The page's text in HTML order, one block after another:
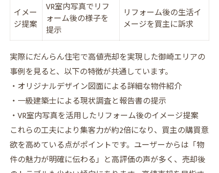
イメー
ジ提案
VR室内写真でリフ
ォーム後の様子を
提示
リフォーム後の生活イ
メージを買主に訴求
実際にだんらん住宅で高値売却を実現した御崎エリアの
事例を見ると、以下の特徴が共通しています。
・オリジナルデザイン図面による詳細な物件紹介
・一級建築士による現状調査と報告書の提示
・VR室内写真を活用したリフォーム後のイメージ提案
これらの工夫により集客力が約2倍になり、買主の購買意
欲を高めている点がポイントです。ユーザーからは「物
件の魅力が明確に伝わる」と高評価の声が多く、売却後